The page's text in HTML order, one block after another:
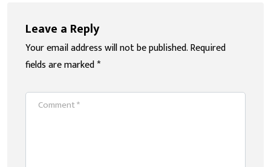
Leave a Reply
Your email address will not be published.Required
fields are marked*